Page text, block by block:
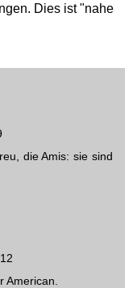
Dies ist "nahe
die Amis: sie sind
American.